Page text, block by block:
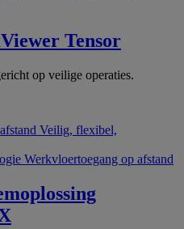
Tensor
op veilige operaties.
Veilig, flexibel,
Werkvloertoegang op afstand